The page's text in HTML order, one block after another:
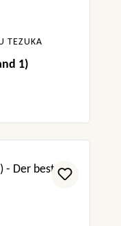
TEZUKA
1)